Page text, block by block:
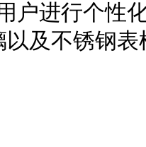
户进行个性
及不锈钢